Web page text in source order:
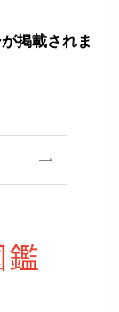
掲載されま